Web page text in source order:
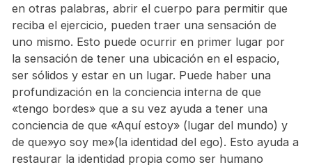
en otras palabras, abrir el cuerpo para permitir que
reciba el ejercicio, pueden traer una sensación de
uno mismo. Esto puede ocurrir en primer lugar por
la sensación de tener una ubicación en el espacio,
ser sólidos y estar en un lugar. Puede haber una
profundización en la conciencia interna de que
«tengo bordes» que a su vez ayuda a tener una
conciencia de que «Aquí estoy» (lugar del mundo) y
de que»yo soy me»(la identidad del ego). Esto ayuda a
restaurar la identidad propia como ser humano